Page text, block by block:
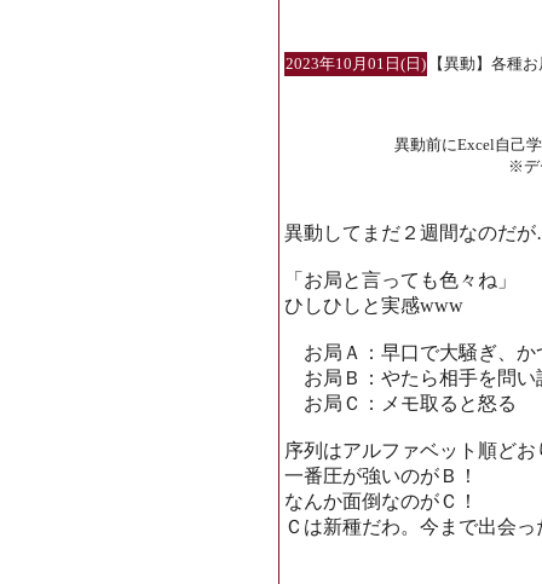
2023年10月01日(日) 【異動】各種
異動前にExcel自己
※デ
異動してまだ２週間なのだ
「お局と言っても色々ね」
ひしひしと実感www
お局Ａ：早口で大騒ぎ、か
お局Ｂ：やたら相手を問い
お局Ｃ：メモ取ると怒る
序列はアルファベット順どお
一番圧が強いのがＢ！
なんか面倒なのがＣ！
Ｃは新種だわ。今まで出会